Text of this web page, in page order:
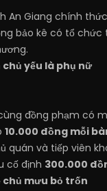
An Giang chính
bảo kê có tổ chức
yếu là phụ nữ
đồng phạm có
10.000 đồng mỗi
quán và tiếp viên
cố định 300.000
mưu bỏ trốn